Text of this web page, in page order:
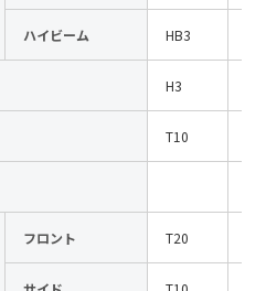
English 中文
ハイビーム HB3
H3
T10
フロント T20